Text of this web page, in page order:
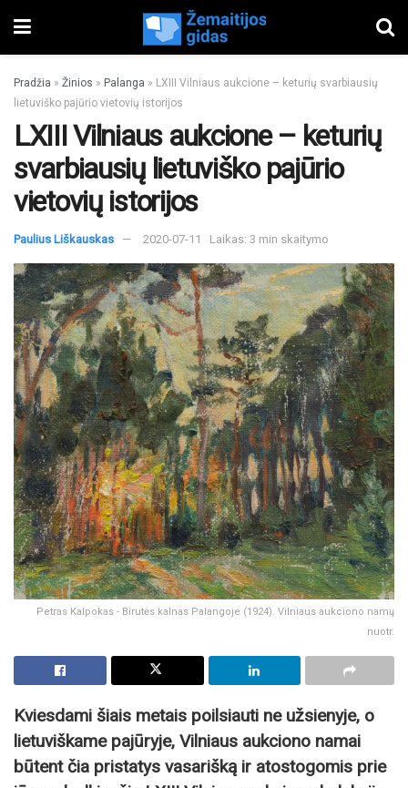
Pradžia » Žinios » Palanga » LXIII Vilniaus aukcione – keturių svarbiausių
lietuviško pajūrio vietovių istorijos
LXIII Vilniaus aukcione – keturių
svarbiausių lietuviško pajūrio
vietovių istorijos
Paulius Liškauskas 2020-07-11 Laikas: 3 min skaitymo
Petras Kalpokas - Birutės kalnas Palangoje (1924). Vilniaus aukciono namų
nuotr.
Kviesdami šiais metais poilsiauti ne užsienyje, o
lietuviškame pajūryje, Vilniaus aukciono namai
būtent čia pristatys vasarišką ir atostogomis prie